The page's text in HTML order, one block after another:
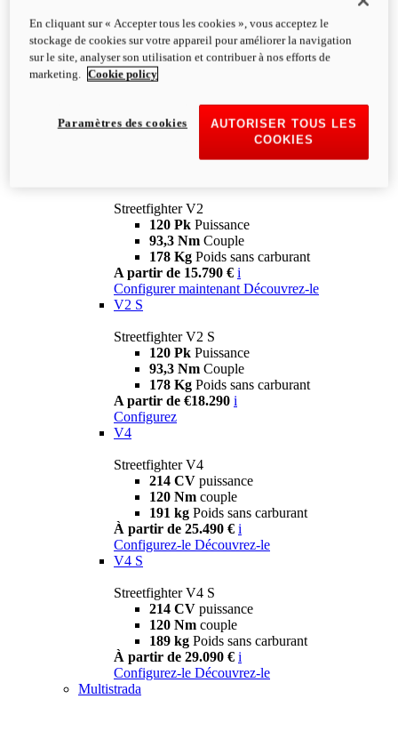
Streetfighter V2
120 Pk Puissance
93,3 Nm Couple
178 Kg Poids sans carburant
A partir de 15.790 € i
Configurer maintenant Découvrez-le
V2 S
Streetfighter V2 S
120 Pk Puissance
93,3 Nm Couple
178 Kg Poids sans carburant
A partir de €18.290 i
Configurez
V4
Streetfighter V4
214 CV puissance
120 Nm couple
191 kg Poids sans carburant
À partir de 25.490 € i
Configurez-le Découvrez-le
V4 S
Streetfighter V4 S
214 CV puissance
120 Nm couple
189 kg Poids sans carburant
À partir de 29.090 € i
Configurez-le Découvrez-le
Multistrada
En cliquant sur « Accepter tous les cookies », vous acceptez le
stockage de cookies sur votre appareil pour améliorer la navigation
sur le site, analyser son utilisation et contribuer à nos efforts de
marketing.
Cookie policy
AUTORISER TOUS LES
COOKIES
Paramètres des cookies